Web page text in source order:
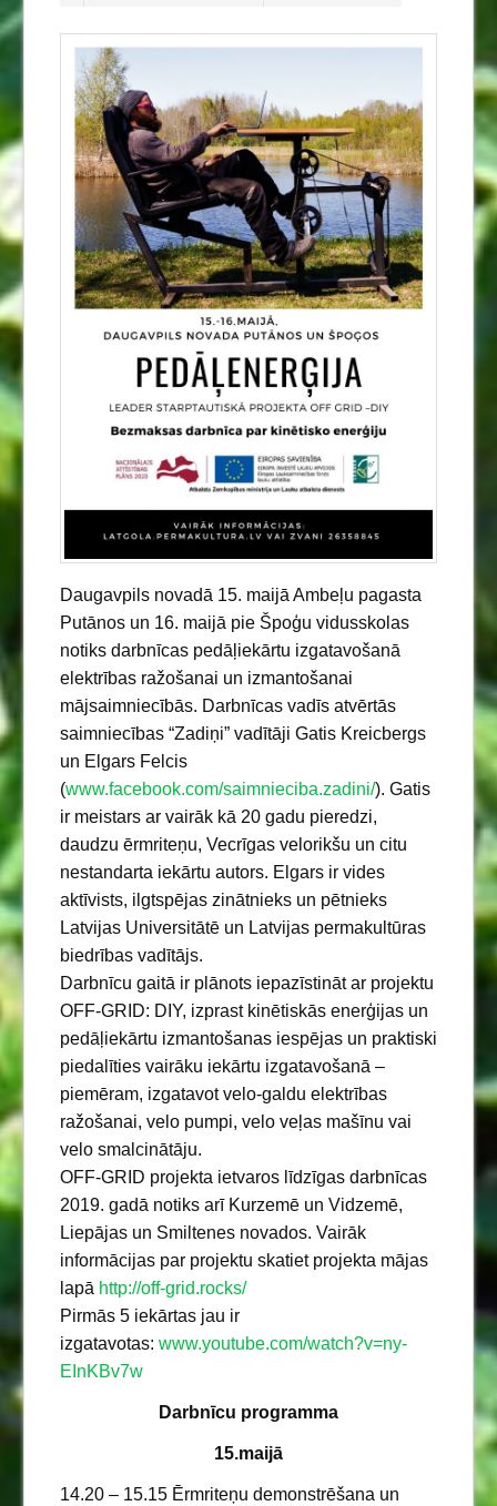
Daugavpils novadā 15. maijā Ambeļu pagasta
Putānos un 16. maijā pie Špoģu vidusskolas
notiks darbnīcas pedāļiekārtu izgatavošanā
elektrības ražošanai un izmantošanai
mājsaimniecībās. Darbnīcas vadīs atvērtās
saimniecības “Zadiņi” vadītāji Gatis Kreicbergs
un Elgars Felcis
(www.facebook.com/saimnieciba.zadini/). Gatis
ir meistars ar vairāk kā 20 gadu pieredzi,
daudzu ērmriteņu, Vecrīgas velorikšu un citu
nestandarta iekārtu autors. Elgars ir vides
aktīvists, ilgtspējas zinātnieks un pētnieks
Latvijas Universitātē un Latvijas permakultūras
biedrības vadītājs.
Darbnīcu gaitā ir plānots iepazīstināt ar projektu
OFF-GRID: DIY, izprast kinētiskās enerģijas un
pedāļiekārtu izmantošanas iespējas un praktiski
piedalīties vairāku iekārtu izgatavošanā –
piemēram, izgatavot velo-galdu elektrības
ražošanai, velo pumpi, velo veļas mašīnu vai
velo smalcinātāju.
OFF-GRID projekta ietvaros līdzīgas darbnīcas
2019. gadā notiks arī Kurzemē un Vidzemē,
Liepājas un Smiltenes novados. Vairāk
informācijas par projektu skatiet projekta mājas
lapā http://off-grid.rocks/
Pirmās 5 iekārtas jau ir
izgatavotas: www.youtube.com/watch?v=ny-
EInKBv7w
Darbnīcu programma
15.maijā
14.20 – 15.15 Ērmriteņu demonstrēšana un